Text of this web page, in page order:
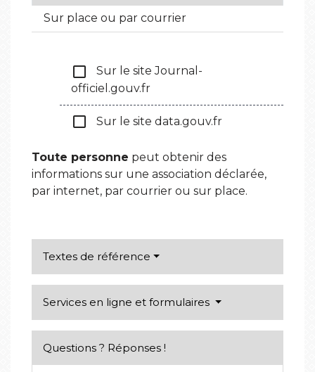
Sur place ou par courrier
check_box_outline_blank
Sur le site Journal-
officiel.gouv.fr
check_box_outline_blank Sur le site data.gouv.fr
Toute personne peut obtenir des
informations sur une association déclarée,
par internet, par courrier ou sur place.
Textes de référence
Services en ligne et formulaires
Questions ? Réponses !